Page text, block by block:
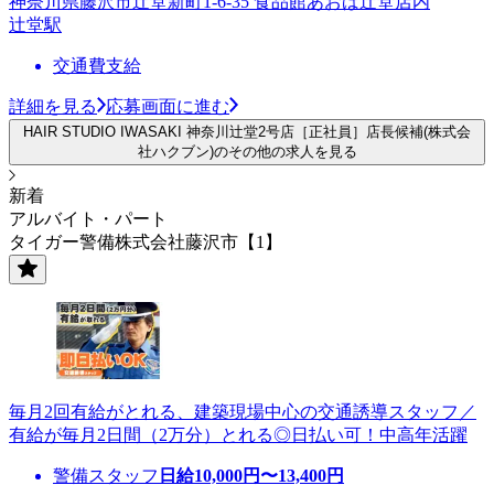
辻堂駅
交通費支給
詳細を見る 応募画面に進む
HAIR STUDIO IWASAKI 神奈川辻堂2号店［正社員］店長候補(株式会
社ハクブン)のその他の求人を見る
新着
アルバイト・パート
タイガー警備株式会社藤沢市【1】
毎月2回有給がとれる、建築現場中心の交通誘導スタッフ／
有給が毎月2日間（2万分）とれる◎日払い可！中高年活躍
警備スタッフ 日給10,000円〜13,400円